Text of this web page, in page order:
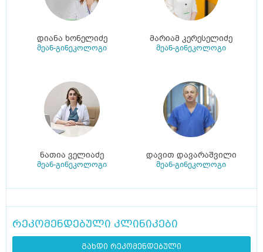
დიანა ხონელიძე
მეან-გინეკოლოგი
მარიამ კერესელიძე
მეან-გინეკოლოგი
ნათია ველიაძე
მეან-გინეკოლოგი
დავით დავარაშვილი
მეან-გინეკოლოგი
რეკომენდებული კლინიკები
გახდი რეკომენდებული